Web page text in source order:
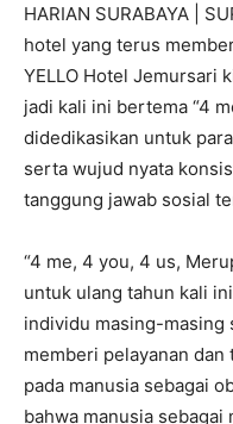
HARIAN SURABAYA |
hotel yang terus
YELLO Hotel Jemursari
jadi kali ini bertema “4
didedikasikan untuk
serta wujud nyata
tanggung jawab sosial
“4 me, 4 you, 4 us,
untuk ulang tahun kali
individu masing-masing
memberi pelayanan dan
pada manusia sebagai
bahwa manusia